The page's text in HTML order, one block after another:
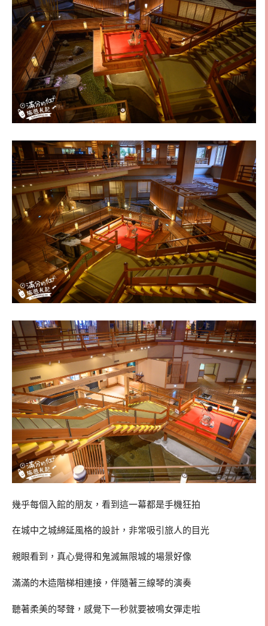
幾乎每個入館的朋友，看到這一幕都是手機狂拍
在城中之城綿延風格的設計，非常吸引旅人的目光
親眼看到，真心覺得和鬼滅無限城的場景好像
滿滿的木造階梯相連接，伴隨著三線琴的演奏
聽著柔美的琴聲，感覺下一秒就要被鳴女彈走啦